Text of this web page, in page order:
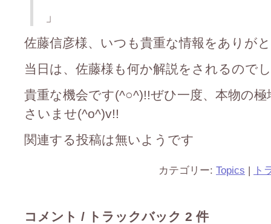
」
佐藤信彦様、いつも貴重な情報をありが
当日は、佐藤様も何か解説をされるので
貴重な機会です(^○^)!!ぜひ一度、本物の
さいませ(^o^)v!!
関連する投稿は無いようです
カテゴリー: Topics | ト
コメント / トラックバック 2 件